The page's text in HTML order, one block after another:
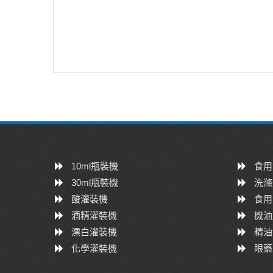
10ml瓶裝機
30ml瓶裝機
酸灌裝機
酒精灌裝機
漂白灌裝機
化學灌裝機
食
洗
食
機
精
眼